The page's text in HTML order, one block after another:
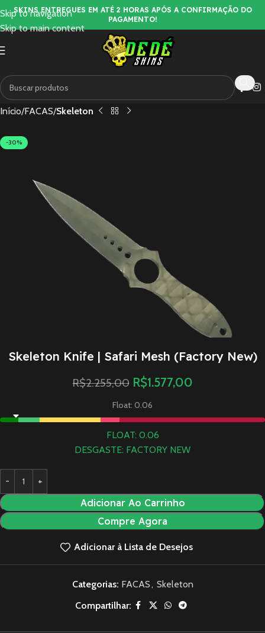
Skip to navigation
Skip to main content
SKINS ENTREGUES EM ATÉ 2 HORAS APÓS A CONFIRMAÇÃO DO
PAGAMENTO!
Início FACAS Skeleton
-30%
Skeleton Knife | Safari Mesh (Factory New)
R$2.255,00 R$1.577,00
Float: 0.06
FLOAT: 0.06
DESGASTE: FACTORY NEW
Adicionar Ao Carrinho
Compre Agora
Adicionar à Lista de Desejos
Categorias: FACAS, Skeleton
Compartilhar: